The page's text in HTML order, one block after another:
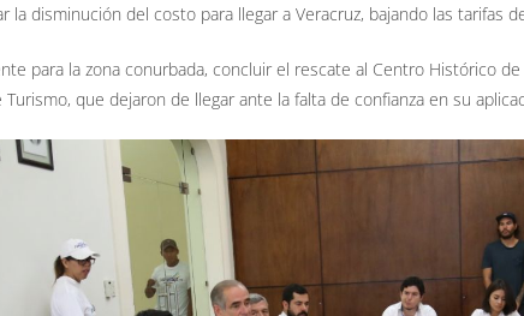
la disminución del costo para llegar a Veracruz, bajando las tarifas
para la zona conurbada, concluir el rescate al Centro Histórico
Turismo, que dejaron de llegar ante la falta de confianza en su